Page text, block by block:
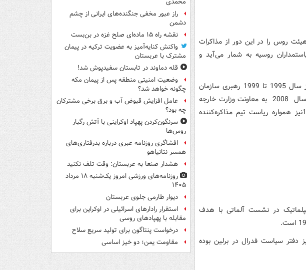
روس را در این دور از مذاکرات
روسیه به شمار می‌آید و
وی که فارغ‌التحصیل دانشگاه وزارت خارجه روسیه است، از سال 1995 تا 1999 رهبری سازمان
2008به معاونت وزارت خارجه
نیز همواره ریاست تیم مذاکره‌کننده
در نشست آلماتی با هدف
.
دفتر سیاست فدرال در برلین بوده
محمدی
راز عبور مخفی جنگنده‌های ایرانی از چشم
دشمن
نقشه راه ۱۵ ماده‌ای صلح غزه در بن‌بست
واکنش کنایه‌آمیز به عضویت ترکیه در پیمان
مشترک با عربستان
قله دماوند در تابستان سفیدپوش شد!
وضعیت امنیتی منطقه پس از پیمان مکه
چگونه خواهد شد؟
عامل افزایش قبوض آب و برق برخی مشترکان
چه بود؟
سرنگون‌کردن پهپاد اوکراینی با آتش رگبار
روس‌ها
افشاگری روزنامه عبری درباره بدرفتاری‌های
همسر نتانیاهو
هشدار صنعا به عربستان: وقت تلف نکنید
روزنامه‌های ورزشی امروز یک‌شنبه ۱۸ مرداد
۱۴۰۵
دیوار طارمی جلوی عربستان
استقرار رادارهای اسرائیلی در اوکراین برای
مقابله با پهپادهای روسی
درخواست پنتاگون برای تولید سریع سلاح
مقاومت یمن؛ دو خیز اساسی